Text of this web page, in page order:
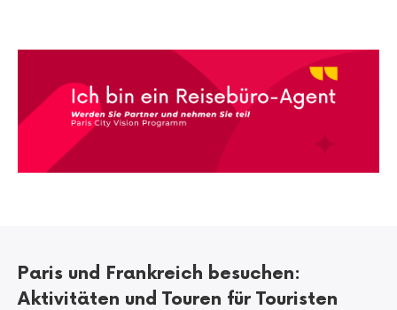
Paris und Frankreich besuchen:
Aktivitäten und Touren für Touristen